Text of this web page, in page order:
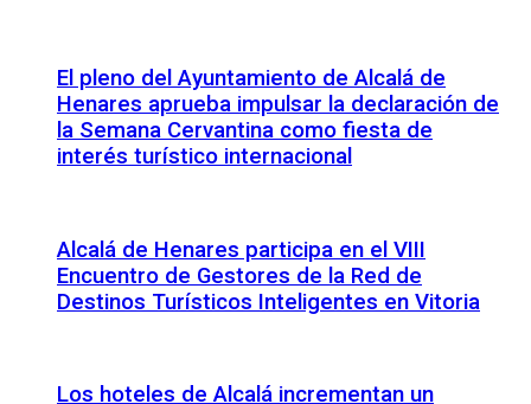
El pleno del Ayuntamiento de Alcalá de
Henares aprueba impulsar la declaración de
la Semana Cervantina como fiesta de
interés turístico internacional
Alcalá de Henares participa en el VIII
Encuentro de Gestores de la Red de
Destinos Turísticos Inteligentes en Vitoria
Los hoteles de Alcalá incrementan un